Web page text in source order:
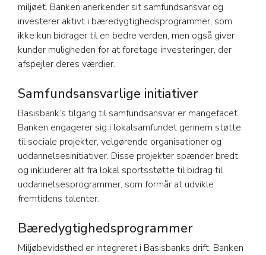
miljøet. Banken anerkender sit samfundsansvar og
investerer aktivt i bæredygtighedsprogrammer, som
ikke kun bidrager til en bedre verden, men også giver
kunder muligheden for at foretage investeringer, der
afspejler deres værdier.
Samfundsansvarlige initiativer
Basisbank’s tilgang til samfundsansvar er mangefacet.
Banken engagerer sig i lokalsamfundet gennem støtte
til sociale projekter, velgørende organisationer og
uddannelsesinitiativer. Disse projekter spænder bredt
og inkluderer alt fra lokal sportsstøtte til bidrag til
uddannelsesprogrammer, som formår at udvikle
fremtidens talenter.
Bæredygtighedsprogrammer
Miljøbevidsthed er integreret i Basisbanks drift. Banken